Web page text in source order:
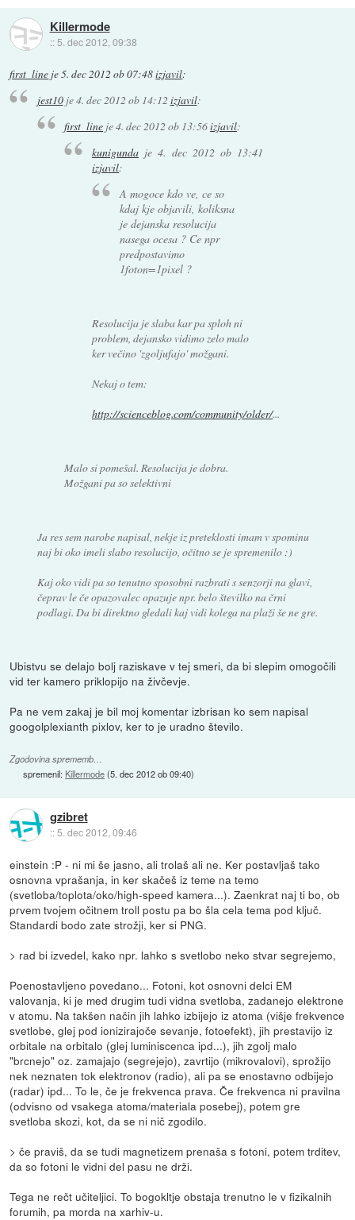
Killermode
:: 5. dec 2012, 09:38
first_line je5. dec 2012 ob 07:48izjavil:
jest10je4. dec 2012 ob 14:12 izjavil:
first_line je4. dec 2012 ob 13:56izjavil:
kunigundaje4. dec 2012 ob 13:41
izjavil:
A mogoce kdo ve, ce so
kdaj kje objavili, koliksna
je dejanska resolucija
nasega ocesa ? Ce npr
predpostavimo
1foton=1pixel ?
Resolucija je slaba kar pa sploh ni
problem, dejansko vidimo zelo malo
ker večino 'zgoljufajo' možgani.
Nekaj o tem:
http://scienceblog.com/community/older/...
Malo si pomešal. Resolucija je dobra.
Možgani pa so selektivni
Ja res sem narobe napisal, nekje iz preteklosti imam v spominu
naj bi oko imeli slabo resolucijo, očitno se je spremenilo :)
Kaj oko vidi pa so tenutno sposobni razbrati s senzorji na glavi,
čeprav le če opazovalec opazuje npr. belo številko na črni
podlagi. Da bi direktno gledali kaj vidi kolega na plaži še ne gre.
Ubistvu se delajo bolj raziskave v tej smeri, da bi slepim omogočili
vid ter kamero priklopijo na živčevje.
Pa ne vem zakaj je bil moj komentar izbrisan ko sem napisal
googolplexianth pixlov, ker to je uradno število.
Zgodovina sprememb…
spremenil: Killermode(5. dec 2012 ob 09:40)
gzibret
::5. dec 2012, 09:46
einstein :P - ni mi še jasno, ali trolaš ali ne. Ker postavljaš tako
osnovna vprašanja, in ker skačeš iz teme na temo
(svetloba/toplota/oko/high-speed kamera...). Zaenkrat naj ti bo, ob
prvem tvojem očitnem troll postu pa bo šla cela tema pod ključ.
Standardi bodo zate strožji, ker si PNG.
> rad bi izvedel, kako npr. lahko s svetlobo neko stvar segrejemo,
Poenostavljeno povedano... Fotoni, kot osnovni delci EM
valovanja, ki je med drugim tudi vidna svetloba, zadanejo elektrone
v atomu. Na takšen način jih lahko izbijejo iz atoma (višje frekvence
svetlobe, glej pod ionizirajoče sevanje, fotoefekt), jih prestavijo iz
orbitale na orbitalo (glej luminiscenca ipd...), jih zgolj malo
"brcnejo" oz. zamajajo (segrejejo), zavrtijo (mikrovalovi), sprožijo
nek neznaten tok elektronov (radio), ali pa se enostavno odbijejo
(radar) ipd... To le, če je frekvenca prava. Če frekvenca ni pravilna
(odvisno od vsakega atoma/materiala posebej), potem gre
svetloba skozi, kot, da se ni nič zgodilo.
> če praviš, da se tudi magnetizem prenaša s fotoni, potem trditev,
da so fotoni le vidni del pasu ne drži.
Tega ne rečt učiteljici. To bogokltje obstaja trenutno le v fizikalnih
forumih, pa morda na xarhiv-u.